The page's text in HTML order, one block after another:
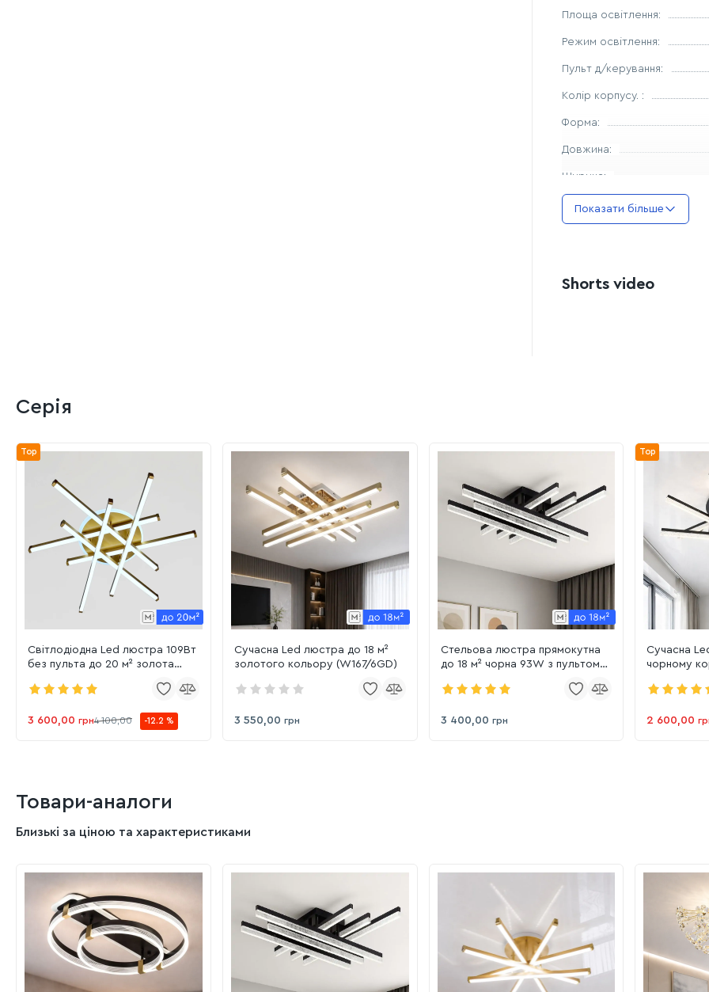
стіл.
Сяючий дизайн:
Оптимальна
зон.
Площа освітлення:
Режим освітлення:
Пульт д/керування:
Колір корпусу. :
Форма:
Довжина:
Ширина:
Висота:
Показати більше
Shorts video
Серія
Top
Світлодіодна Led люстра 109Вт
без пульта до 20 м² золота
3 600,00 грн4 100,00 -12.2 %
Сучасна Led люстра до 18 м²
золотого кольору (W167/6GD)
3 550,00 грн
Стельова люстра прямокутна
до 18 м² чорна 93W з пультом
3 400,00 грн
Top
Cучасна
чорному
2 600,00
Товари-аналоги
Близькі за ціною та характеристиками